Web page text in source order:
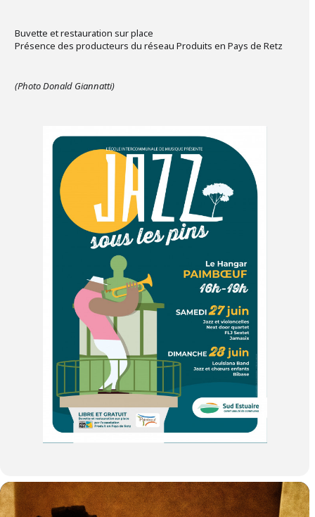
Buvette et restauration sur place
Présence des producteurs du réseau Produits en Pays de Retz
(Photo Donald Giannatti)